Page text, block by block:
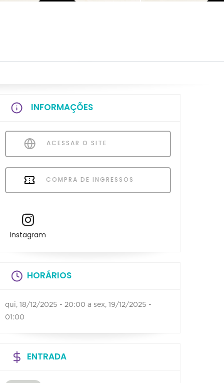
INFORMAÇÕES
ACESSAR O SITE
COMPRA DE INGRESSOS
Instagram
HORÁRIOS
qui, 18/12/2025 - 20:00 a sex, 19/12/2025 -
01:00
ENTRADA